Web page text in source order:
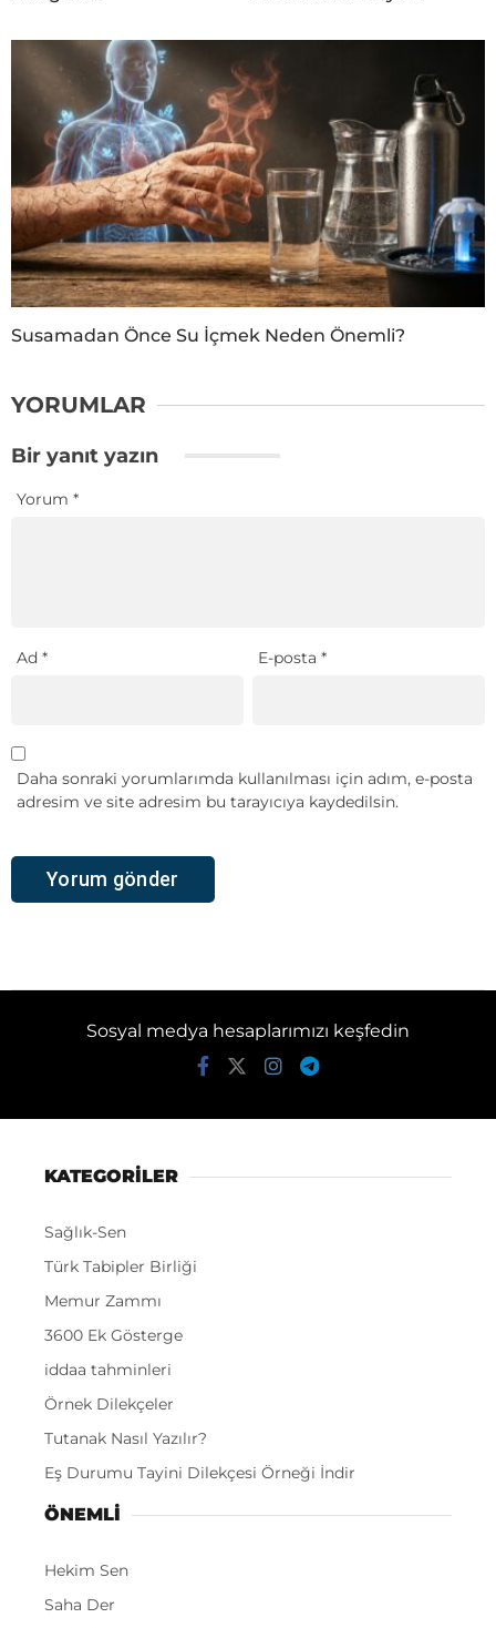
Susamadan Önce Su İçmek Neden Önemli?
YORUMLAR
Bir yanıt yazın
Yorum *
Ad * E-posta*
Daha sonraki yorumlarımda kullanılması için adım, e-posta
adresim ve site adresim bu tarayıcıya kaydedilsin.
Sosyal medya hesaplarımızı keşfedin
KATEGORİLER
Sağlık-Sen
Türk Tabipler Birliği
Memur Zammı
3600 Ek Gösterge
iddaa tahminleri
Örnek Dilekçeler
Tutanak Nasıl Yazılır?
Eş Durumu Tayini Dilekçesi Örneği İndir
ÖNEMLI
Hekim Sen
Saha Der